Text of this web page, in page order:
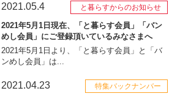
2021.05.4 と暮らすからのお知らせ
2021年5月1日現在、「と暮らす会員」「バン
めし会員」にご登録頂いているみなさまへ
2021年5月1日より、「と暮らす会員」と「バ
ンめし会員」は...
2021.04.23 特集バックナンバー